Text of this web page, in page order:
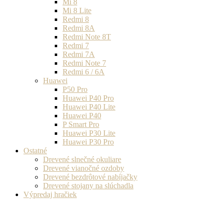
Mi 8 Lite
Redmi 8
Redmi 8A
Redmi Note 8T
Redmi 7
Redmi 7A
Redmi Note 7
Redmi 6 / 6A
Huawei
P50 Pro
Huawei P40 Pro
Huawei P40 Lite
Huawei P40
P Smart Pro
Huawei P30 Lite
Huawei P30 Pro
Ostatné
Drevené slnečné okuliare
Drevené vianočné ozdoby
Drevené bezdrôtové nabíjačky
Drevené stojany na slúchadla
Výpredaj hračiek